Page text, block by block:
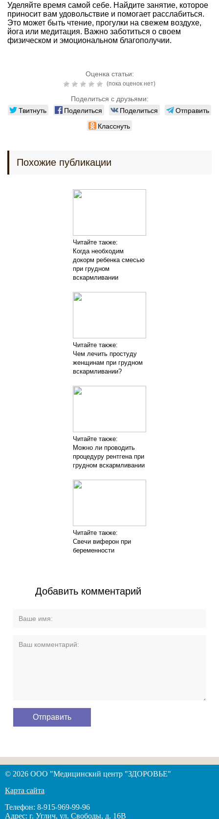
Уделяйте время самой себе. Найдите занятие, которое
приносит вам удовольствие и помогает расслабиться.
Это может быть чтение, прогулки на свежем воздухе,
йога или медитация. Важно заботиться о своем
физическом и эмоциональном благополучии.
Оценка статьи:
(пока оценок нет)
Поделиться с друзьями:
Твитнуть Поделиться Поделиться
Отправить
Класснуть
Похожие публикации
Читайте также:
Когда необходим
докорм ребенка смесью
при грудном
вскармливании
Читайте также:
Чем лечить простуду
женщинам при грудном
вскармливании?
Читайте также:
Можно ли проводить
процедуру рентгена при
грудном вскармливании
Читайте также:
Свечи виферон при
беременности
Добавить комментарий
© 2026 ООО "Медицинский центр "ЗДОРОВЬЕ"
Карта сайта
Телефон: 8-915-969-99-96
Адрес: г. Углич, ул. Свободы, д. 16В